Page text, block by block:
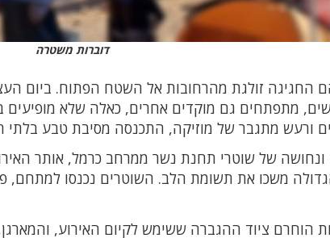
דוברות משטרה
החגיגה זולגת מהרחובות אל השטח הפתוח. ביום
מתפתחים גם מוקדים אחרים, כאלה שלא מופיעים
ורעש מתגבר של מוזיקה, התכנסה מסיבת טבע
ונחושה של שוטרי תחנת נשר ממרחב כרמל, אותר
משכו את תשומת הלב. השוטרים נכנסו למתחם,